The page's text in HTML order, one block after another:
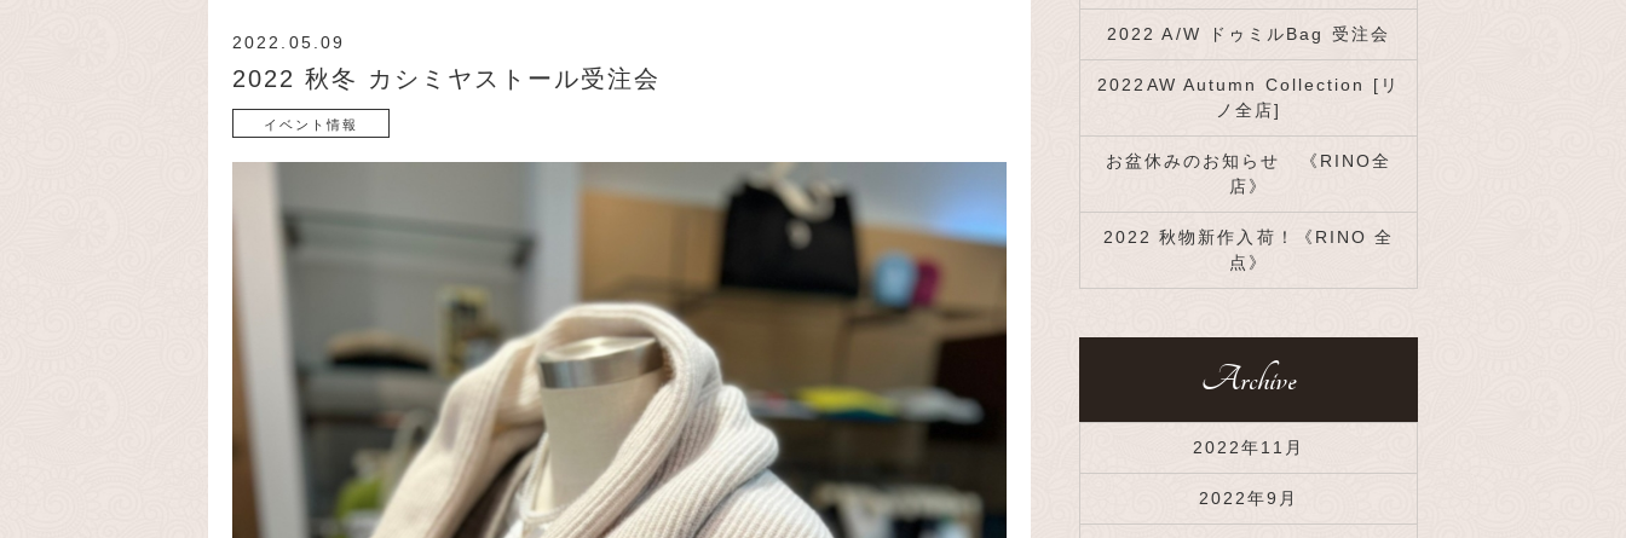
2022.05.09
2022 秋冬 カシミヤストール受注会
イベント情報
2022 A/W ドゥミルBag 受注会
2022AW Autumn Collection [リ
ノ全店]
お盆休みのお知らせ 《RINO全
店》
2022 秋物新作入荷！《RINO 全
点》
Archive
2022年11月
2022年9月